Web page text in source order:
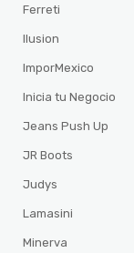
Ferreti
Ilusion
ImporMexico
Inicia tu Negocio
Jeans Push Up
JR Boots
Judys
Lamasini
Minerva